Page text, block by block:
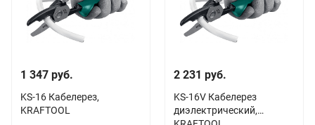
1 347 руб.
KS-16 Кабелерез,
KRAFTOOL
2 231 руб.
KS-16V Кабелерез
диэлектрический,